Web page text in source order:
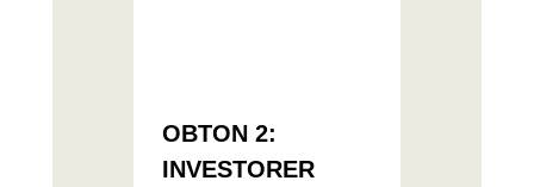
OBTON 2:
INVESTORER